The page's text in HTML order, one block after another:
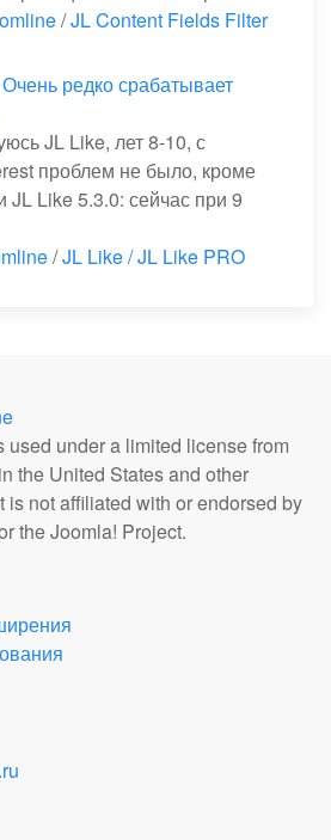
/JL Content Fields Filter
редко срабатывает
JL Like, лет 8-10, с
проблем не было, кроме
JL Like 5.3.0: сейчас при 9
/JL Like / JL Like PRO
under a limited license from
the United States and other
is not affiliated with or endorsed by
the Joomla! Project.